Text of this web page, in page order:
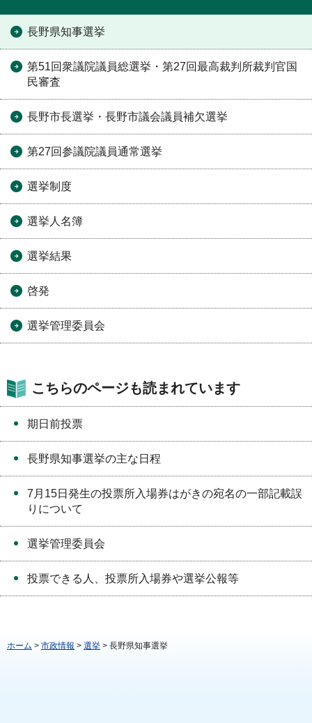
長野県知事選挙
第51回衆議院議員総選挙・第27回最高裁判所裁判官国
民審査
長野市長選挙・長野市議会議員補欠選挙
第27回参議院議員通常選挙
選挙制度
選挙人名簿
選挙結果
啓発
選挙管理委員会
こちらのページも読まれています
期日前投票
長野県知事選挙の主な日程
7月15日発生の投票所入場券はがきの宛名の一部記載誤
りについて
選挙管理委員会
投票できる人、投票所入場券や選挙公報等
ホーム > 市政情報 > 選挙 > 長野県知事選挙